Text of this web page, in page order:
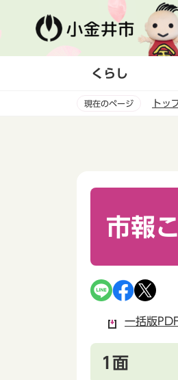
ー
くらし
現在のページ トッ
市報
一括版
1面